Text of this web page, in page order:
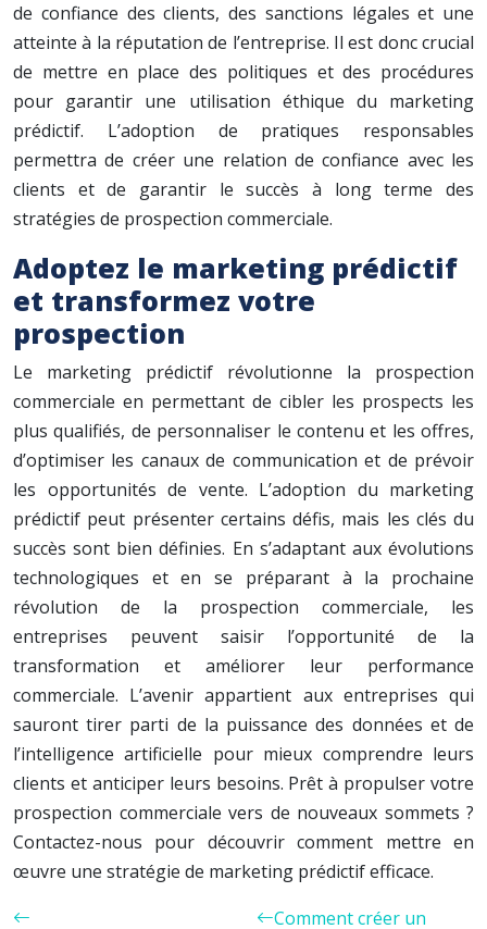
de confiance des clients, des sanctions légales et une
atteinte à la réputation de l’entreprise. Il est donc crucial
de mettre en place des politiques et des procédures
pour garantir une utilisation éthique du marketing
prédictif. L’adoption de pratiques responsables
permettra de créer une relation de confiance avec les
clients et de garantir le succès à long terme des
stratégies de prospection commerciale.
Adoptez le marketing prédictif
et transformez votre
prospection
Le marketing prédictif révolutionne la prospection
commerciale en permettant de cibler les prospects les
plus qualifiés, de personnaliser le contenu et les offres,
d’optimiser les canaux de communication et de prévoir
les opportunités de vente. L’adoption du marketing
prédictif peut présenter certains défis, mais les clés du
succès sont bien définies. En s’adaptant aux évolutions
technologiques et en se préparant à la prochaine
révolution de la prospection commerciale, les
entreprises peuvent saisir l’opportunité de la
transformation et améliorer leur performance
commerciale. L’avenir appartient aux entreprises qui
sauront tirer parti de la puissance des données et de
l’intelligence artificielle pour mieux comprendre leurs
clients et anticiper leurs besoins. Prêt à propulser votre
prospection commerciale vers de nouveaux sommets ?
Contactez-nous pour découvrir comment mettre en
œuvre une stratégie de marketing prédictif efficace.
Comment créer un